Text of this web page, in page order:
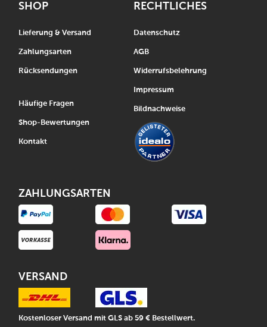
SHOP
Lieferung & Versand
Zahlungsarten
Rücksendungen
Häufige Fragen
Shop-Bewertungen
Kontakt
RECHTLICHES
Datenschutz
AGB
Widerrufsbelehrung
Impressum
Bildnachweise
ZAHLUNGSARTEN
VERSAND
Kostenloser Versand mit GLS ab 59 € Bestellwert.